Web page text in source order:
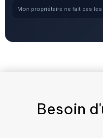
Mon propriétaire ne fait pas les
Besoin